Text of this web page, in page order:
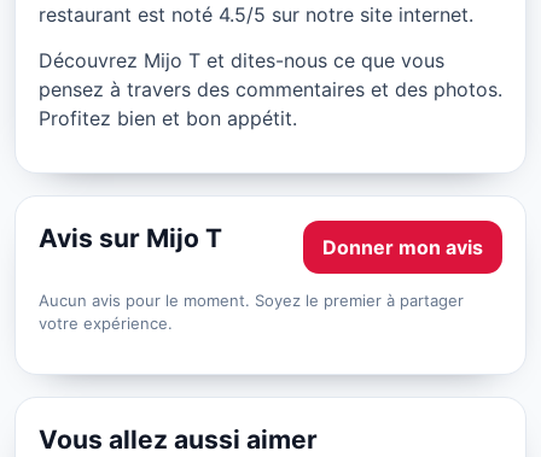
★ 4.5/5
restaurant est noté 4.5/5 sur notre site internet.
Découvrez Mijo T et dites-nous ce que vous
pensez à travers des commentaires et des photos.
Profitez bien et bon appétit.
Avis sur Mijo T Donner mon avis
Aucun avis pour le moment. Soyez le premier à partager
votre expérience.
Vous allez aussi aimer